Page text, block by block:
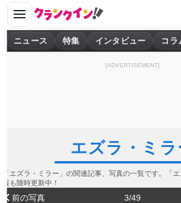
ニュース 特集 インタビュー コラ
[ADVERTISEMENT]
エズラ・ミラ
「エズラ・ミラー」の関連記事、写真の一覧です。「
報も随時更新中！
前の写真 3/49